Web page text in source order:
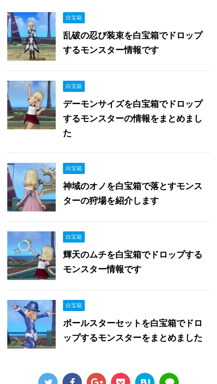
白宝箱
乱破の忍び装束を白宝箱でドロップ
するモンスター情報です
白宝箱
デーモンサイズを白宝箱でドロップ
するモンスターの情報をまとめまし
た
白宝箱
神域のオノを白宝箱で落とすモンス
ターの狩場を紹介します
白宝箱
輝天のムチを白宝箱でドロップする
モンスター情報です
白宝箱
ポールスターセットを白宝箱でドロ
ップするモンスターをまとめました